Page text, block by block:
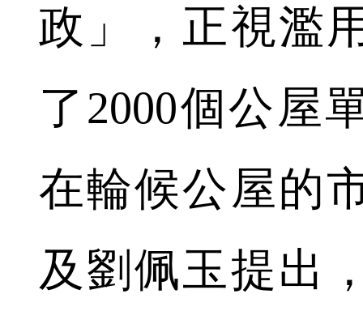
政」，正視濫
了2000個公屋
在輪候公屋的
及劉佩玉提出